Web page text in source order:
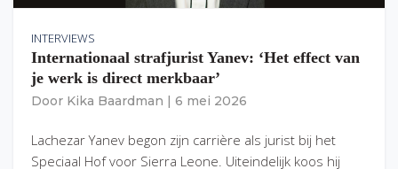
INTERVIEWS
Internationaal strafjurist Yanev: ‘Het effect van
je werk is direct merkbaar’
Door Kika Baardman 6 mei 2026
Lachezar Yanev begon zijn carrière als jurist bij het
Speciaal Hof voor Sierra Leone. Uiteindelijk koos hij